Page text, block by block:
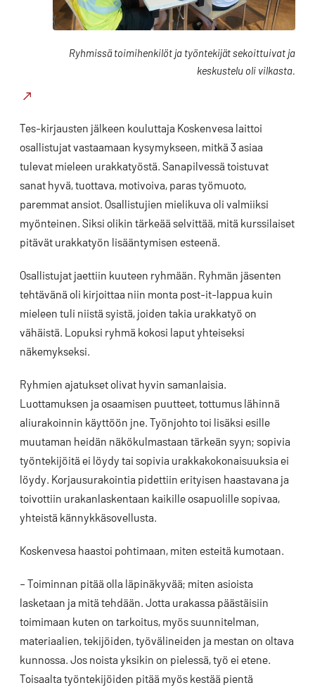
Ryhmissä toimihenkilöt ja työntekijät sekoittuivat ja
keskustelu oli vilkasta.
Tes-kirjausten jälkeen kouluttaja Koskenvesa laittoi
osallistujat vastaamaan kysymykseen, mitkä 3 asiaa
tulevat mieleen urakkatyöstä. Sanapilvessä toistuvat
sanat hyvä, tuottava, motivoiva, paras työmuoto,
paremmat ansiot. Osallistujien mielikuva oli valmiiksi
myönteinen. Siksi olikin tärkeää selvittää, mitä kurssilaiset
pitävät urakkatyön lisääntymisen esteenä.
Osallistujat jaettiin kuuteen ryhmään. Ryhmän jäsenten
tehtävänä oli kirjoittaa niin monta post-it-lappua kuin
mieleen tuli niistä syistä, joiden takia urakkatyö on
vähäistä. Lopuksi ryhmä kokosi laput yhteiseksi
näkemykseksi.
Ryhmien ajatukset olivat hyvin samanlaisia.
Luottamuksen ja osaamisen puutteet, tottumus lähinnä
aliurakoinnin käyttöön jne. Työnjohto toi lisäksi esille
muutaman heidän näkökulmastaan tärkeän syyn; sopivia
työntekijöitä ei löydy tai sopivia urakkakokonaisuuksia ei
löydy. Korjausurakointia pidettiin erityisen haastavana ja
toivottiin urakanlaskentaan kaikille osapuolille sopivaa,
yhteistä kännykkäsovellusta.
Koskenvesa haastoi pohtimaan, miten esteitä kumotaan.
– Toiminnan pitää olla läpinäkyvää; miten asioista
lasketaan ja mitä tehdään. Jotta urakassa päästäisiin
toimimaan kuten on tarkoitus, myös suunnitelman,
materiaalien, tekijöiden, työvälineiden ja mestan on oltava
kunnossa. Jos noista yksikin on pielessä, työ ei etene.
Toisaalta työntekijöiden pitää myös kestää pientä